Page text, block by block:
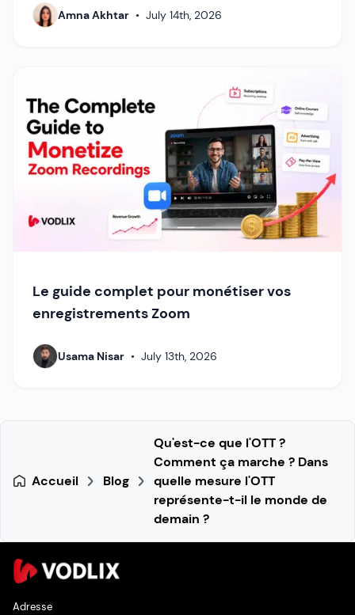
Amna Akhtar • July 14th, 2026
Le guide complet pour monétiser vos
enregistrements Zoom
Usama Nisar • July 13th, 2026
Accueil Blog
Qu'est-ce que l'OTT ?
Comment ça marche ? Dans
quelle mesure l'OTT
représente-t-il le monde de
demain ?
Adresse